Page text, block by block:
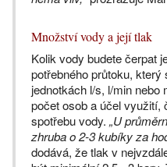
Množství vody a její tlak
Kolik vody budete čerpat
potřebného průtoku,
jednotkách l/s, l/min nebo
počet osob a účel
spotřebu vody. „U
zhruba o 2-3 kubíky za
dodává, že tlak v